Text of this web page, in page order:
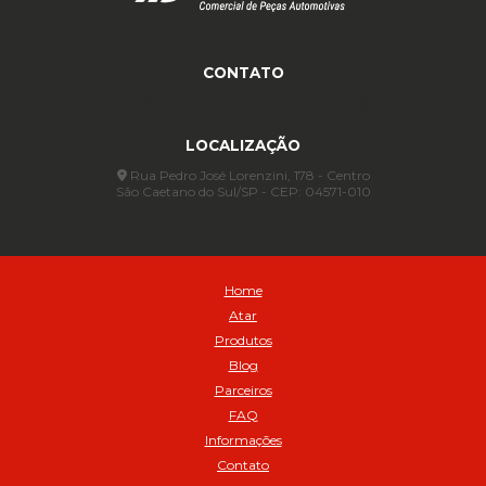
Assentador de Talão Pneu sem Câmara - Cod 01558
Automático para compressor 125 a 175 libras - Cod 02206
Avental de Raspa sem Emenda 1,2mt - Cod 01925
02517
Balanceamento Automático SBBA 113 Pacote com 113g - Cod 03197
Balanceamento Automático SBBA 170 Pacote com 170g - Cod
CONTATO
LOCALIZAÇÃO
Rua Pedro José Lorenzini, 178 - Centro
São Caetano do Sul/SP - CEP: 04571-010
Home
Atar
Produtos
Blog
Parceiros
FAQ
Informações
Contato